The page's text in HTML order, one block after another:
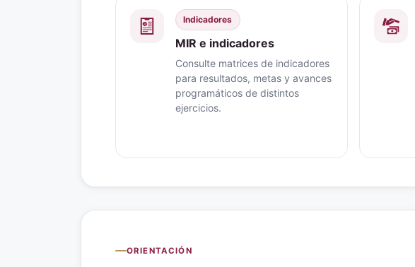
Indicadores
MIR e indicadores
Consulte matrices de indicadores
para resultados, metas y avances
programáticos de distintos
ejercicios.
ORIENTACIÓN